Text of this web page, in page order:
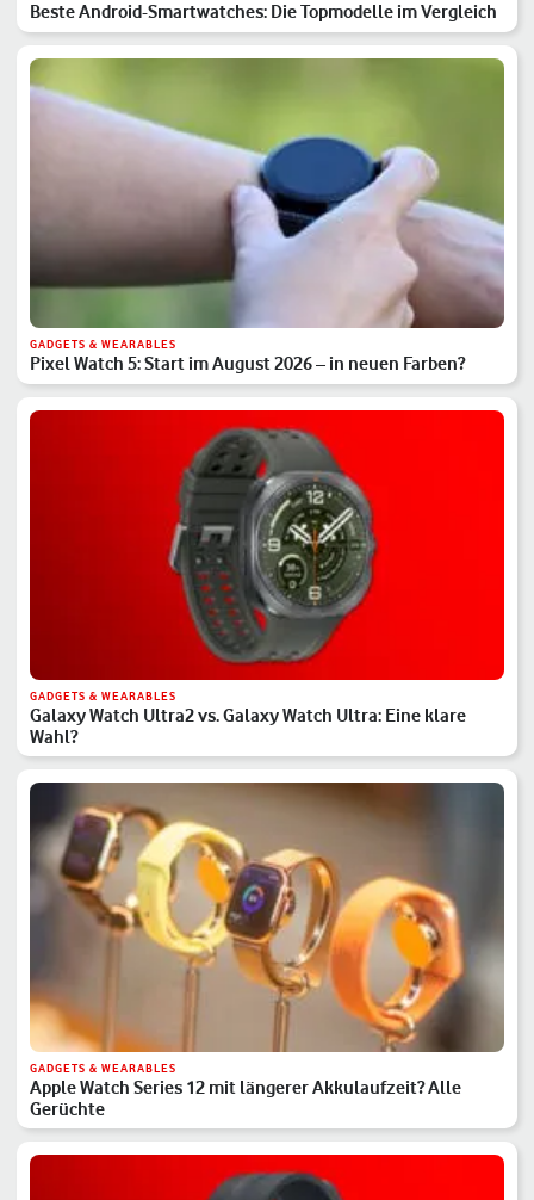
Beste Android-Smartwatches: Die Topmodelle im Vergleich
GADGETS & WEARABLES
Pixel Watch 5: Start im August 2026 – in neuen Farben?
GADGETS & WEARABLES
Galaxy Watch Ultra2 vs. Galaxy Watch Ultra: Eine klare
Wahl?
GADGETS & WEARABLES
Apple Watch Series 12 mit längerer Akkulaufzeit? Alle
Gerüchte